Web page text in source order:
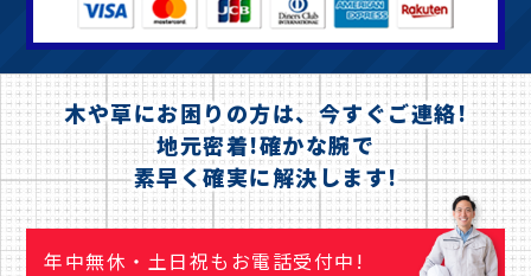
木や草にお困りの方は、今すぐご連絡!
地元密着!確かな腕で
素早く確実に解決します!
年中無休・土日祝もお電話受付中!